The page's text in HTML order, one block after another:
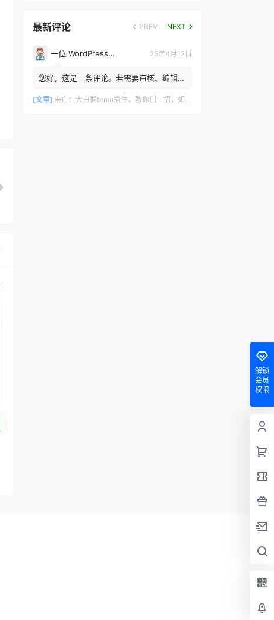
最新评论 PREV NEXT
一位 WordPress 评论者 25年4月12日
您好，这是一条评论。若需要审核、编辑或
者头像来自 Gravatar。
[文章] 来自： 大白鹅temu插件，教你们一招，如何30s里计算temu利润数据
解锁
会员
权限